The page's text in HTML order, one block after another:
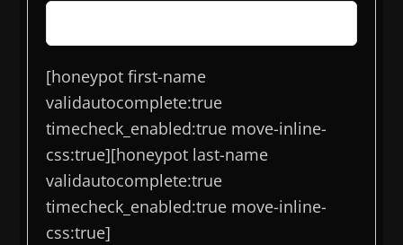
[honeypot first-name
validautocomplete:true
timecheck_enabled:true move-inline-
css:true][honeypot last-name
validautocomplete:true
timecheck_enabled:true move-inline-
css:true]